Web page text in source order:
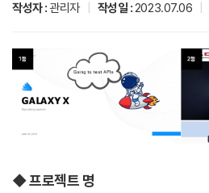
작성자 : 관리자 작성일 :2023.07.06
◆ 프로젝트 명